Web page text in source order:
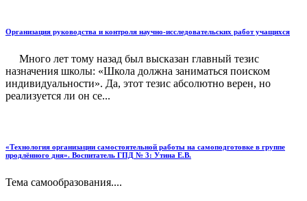
Организация руководства и контроля научно-исследовательских работ учащихся
Много лет тому назад был высказан главный тезис
назначения школы: «Школа должна заниматься поиском
индивидуальности». Да, этот тезис абсолютно верен, но
реализуется ли он се...
«Технология организации самостоятельной работы на самоподготовке в группе
продлённого дня». Воспитатель ГПД № 3: Утина Е.В.
Тема самообразования....